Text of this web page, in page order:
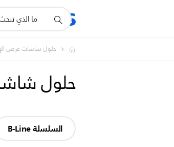
أيقونة
دعم
حلول شاشات عرض
حلول
السلسلة B-Line